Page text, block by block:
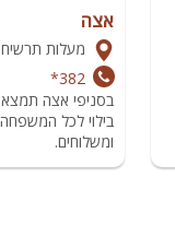
אצה
מעלות
382*
בסניפי אצה
ומשלוחים.